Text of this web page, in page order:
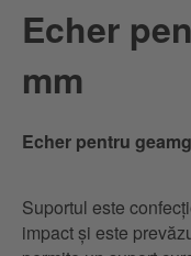
Echer
mm
Echer pentru
Suportul este
impact și este